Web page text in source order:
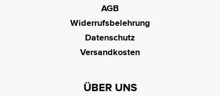
AGB
Widerrufsbelehrung
Datenschutz
Versandkosten
ÜBER UNS